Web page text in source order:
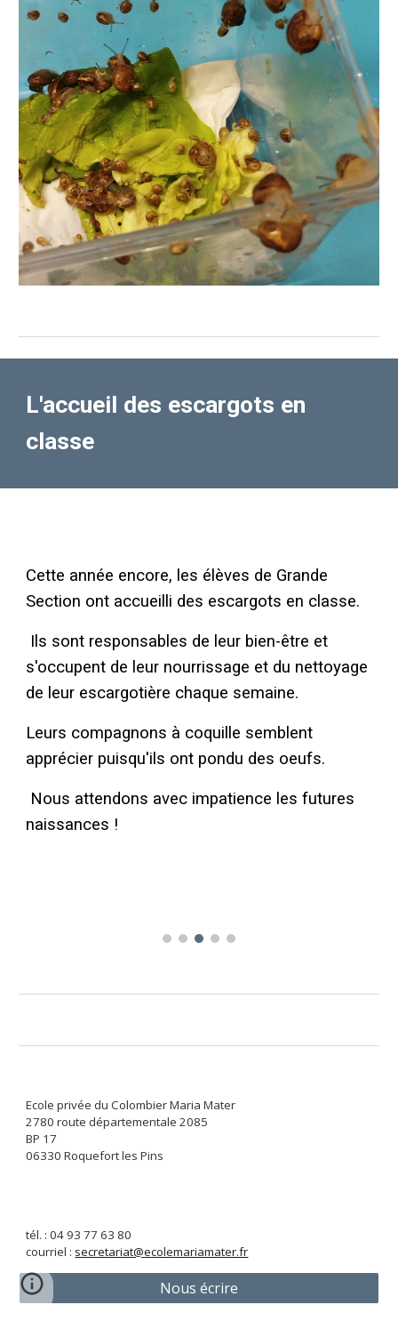
L'accueil des escargots en
classe
Cette année encore, les élèves de Grande
Section ont accueilli des escargots en classe.
Ils sont responsables de leur bien-être et
s'occupent de leur nourrissage et du nettoyage
de leur escargotière chaque semaine.
Leurs compagnons à coquille semblent
apprécier puisqu'ils ont pondu des oeufs.
Nous attendons avec impatience les futures
naissances !
Ecole privée du Colombier Maria Mater
2780 route départementale 2085
BP 17
06330 Roquefort les Pins
tél. : 04 93 77 63 80
courriel : secretariat@ecolemariamater.fr
Nous écrire